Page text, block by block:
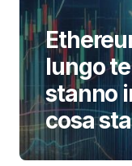
lungo
stanno
cosa